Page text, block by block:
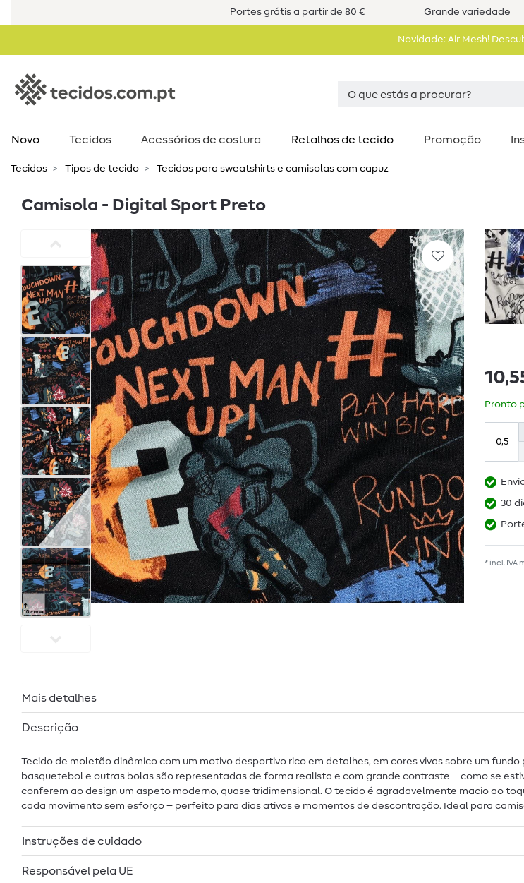
Portes grátis a partir de 80 € Grande variedade
Novidade: Air Mesh!
Novo Tecidos Acessórios de costura​ Retalhos de tecido Promoção
Tecidos Tipos de tecido Tecidos para sweatshirts e camisolas com capuz
Camisola - Digital Sport Preto
Pronto
30
* incl. IVA
Mais detalhes
Descrição
Tecido de moletão dinâmico com um motivo desportivo rico em detalhes, em cores vivas sobre um
basquetebol e outras bolas são representadas de forma realista e com grande contraste – como se
conferem ao design um aspeto moderno, quase tridimensional. O tecido é agradavelmente macio ao
cada movimento sem esforço – perfeito para dias ativos e momentos de descontração. Ideal para
Instruções de cuidado
Responsável pela UE